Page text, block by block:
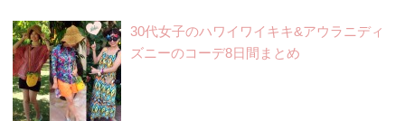
30代女子のハワイワイキキ&アウラニディ
ズニーのコーデ8日間まとめ